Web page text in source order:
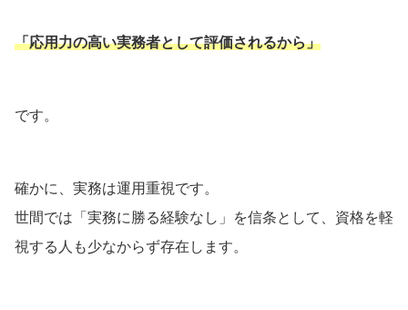
「応用力の高い実務者として評価されるから」
です。
確かに、実務は運用重視です。
世間では「実務に勝る経験なし」を信条として、資格を軽
視する人も少なからず存在します。